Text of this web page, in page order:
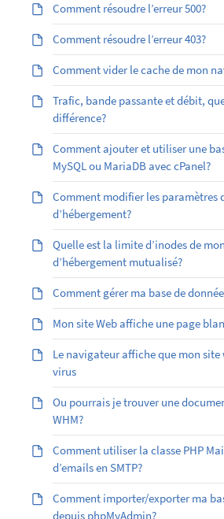
Comment résoudre l’erreur 500?
Comment résoudre l’erreur 403?
Comment vider le cache de mon
Trafic, bande passante et débit,
différence?
Comment ajouter et utiliser une
MySQL ou MariaDB avec cPanel?
Comment modifier les paramètres
d’hébergement?
Quelle est la limite d’inodes de
d’hébergement mutualisé?
Comment gérer ma base de
Mon site Web affiche une page
Le navigateur affiche que mon
virus
Ou pourrais je trouver une
WHM?
Comment utiliser la classe PHP
d’emails en SMTP?
Comment importer/exporter ma
depuis phpMyAdmin?